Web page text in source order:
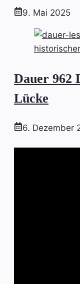
9. Mai 2025
Dauer 962
Lücke
6. Dezember